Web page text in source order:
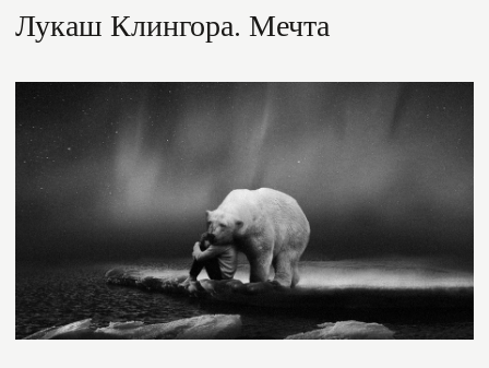
Лукаш Клингора. Мечта